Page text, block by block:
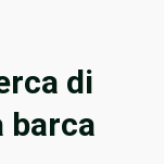
di
barca